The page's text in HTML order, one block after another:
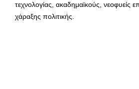
τεχνολογίας, ακαδημαϊκούς, νεοφυείς
χάραξης πολιτικής.